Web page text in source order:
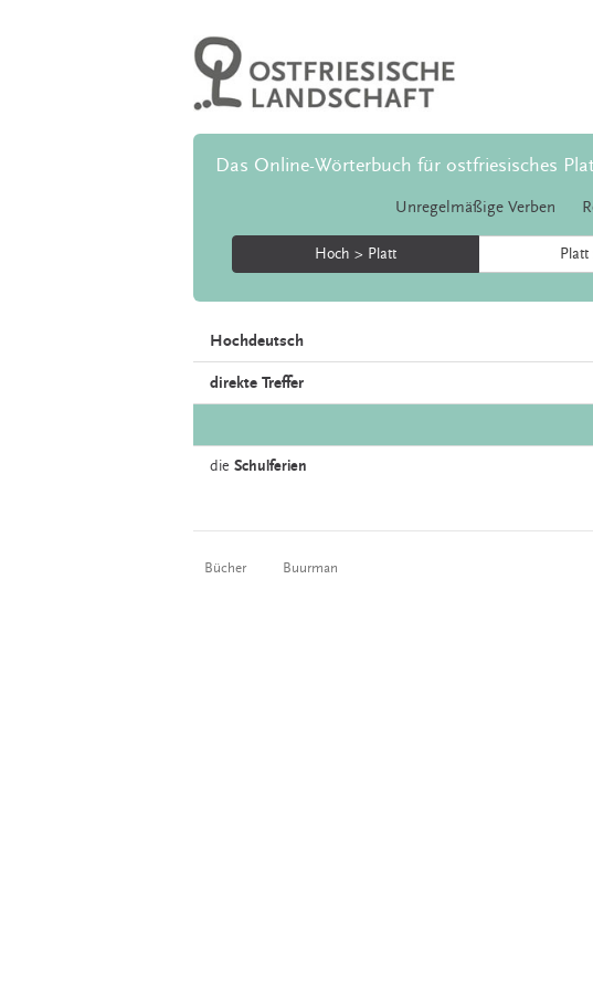
Das Online-Wörterbuch für ostfriesisches
Unregelmäßige Verben
Hoch > Platt
Hochdeutsch
direkte Treffer
die Schulferien
Bücher Buurman